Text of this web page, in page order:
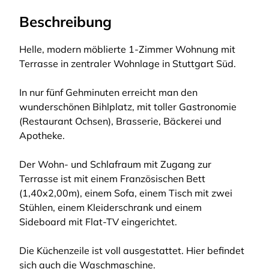
Beschreibung
Helle, modern möblierte 1-Zimmer Wohnung mit
Terrasse in zentraler Wohnlage in Stuttgart Süd.
In nur fünf Gehminuten erreicht man den
wunderschönen Bihlplatz, mit toller Gastronomie
(Restaurant Ochsen), Brasserie, Bäckerei und
Apotheke.
Der Wohn- und Schlafraum mit Zugang zur
Terrasse ist mit einem Französischen Bett
(1,40x2,00m), einem Sofa, einem Tisch mit zwei
Stühlen, einem Kleiderschrank und einem
Sideboard mit Flat-TV eingerichtet.
Die Küchenzeile ist voll ausgestattet. Hier befindet
sich auch die Waschmaschine.